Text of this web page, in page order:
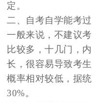
定。
二、自考自学能考过
一般来说，不建议
比较多，十几门，
长，很容易导致考
概率相对较低，据
30%。